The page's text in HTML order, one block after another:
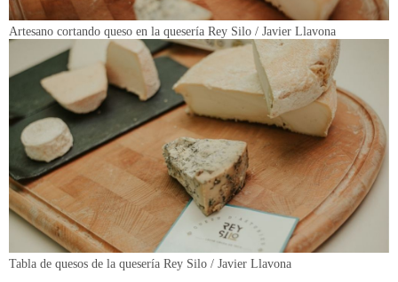
Artesano cortando queso en la quesería Rey Silo / Javier Llavona
Tabla de quesos de la quesería Rey Silo / Javier Llavona